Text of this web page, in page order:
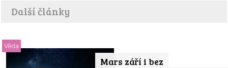
Další články
Mars září i bez
Věda